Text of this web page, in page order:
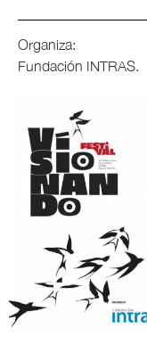
Organiza:
Fundación INTRAS.